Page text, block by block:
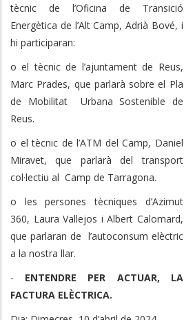
tècnic de l’Oficina de Transició
Energètica de l’Alt Camp, Adrià Bové, i
hi participaran:
o el tècnic de l’ajuntament de Reus,
Marc Prades, que parlarà sobre el Pla
de Mobilitat Urbana Sostenible de
Reus.
o el tècnic de l’ATM del Camp, Daniel
Miravet, que parlarà del transport
col·lectiu al Camp de Tarragona.
o les persones tècniques d’Azimut
360, Laura Vallejos i Albert Calomard,
que parlaran de l’autoconsum elèctric
a la nostra llar.
- ENTENDRE PER ACTUAR, LA
FACTURA ELÈCTRICA.